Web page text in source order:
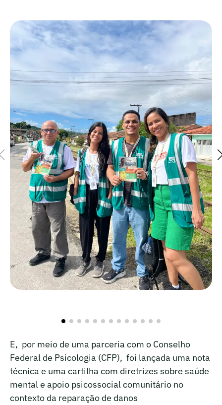
E, por meio de uma parceria com o Conselho
Federal de Psicologia (CFP), foi lançada uma nota
técnica e uma cartilha com diretrizes sobre saúde
mental e apoio psicossocial comunitário no
contexto da reparação de danos